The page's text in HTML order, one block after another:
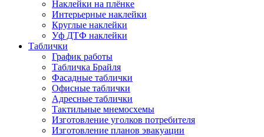
Наклейки на плёнке
Интерьерные наклейки
Круглые наклейки
Уф ДТФ наклейки
Таблички
График работы
Табличка Брайля
Фасадные таблички
Офисные таблички
Адресные таблички
Тактильные мнемосхемы
Изготовление уголков потребителя
Изготовление планов эвакуации